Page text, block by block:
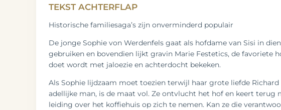
TEKST ACHTERFLAP
Historische familiesaga’s zijn onverminderd populair
De jonge Sophie von Werdenfels gaat als hofdame van Sisi in
gebruiken en bovendien lijkt gravin Marie Festetics, de favoriete
doet wordt met jaloezie en achterdocht bekeken.
Als Sophie lijdzaam moet toezien terwijl haar grote liefde
adellijke man, is de maat vol. Ze ontvlucht het hof en keert terug
leiding over het koffiehuis op zich te nemen. Kan ze die